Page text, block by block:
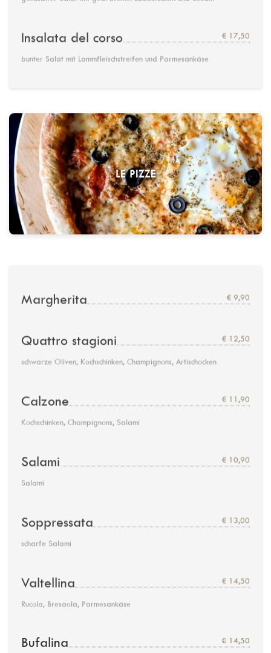
Insalata del corso € 17,50
bunter Salat mit Lammfleischstreifen und Parmesankäse
LE PIZZE
Margherita € 9,90
Quattro stagioni € 12,50
schwarze Oliven, Kochschinken, Champignons, Artischocken
Calzone € 11,90
Kochschinken, Champignons, Salami
Salami € 10,90
Salami
Soppressata € 13,00
scharfe Salami
Valtellina € 14,50
Rucola, Bresaola, Parmesankäse
Bufalina € 14,50